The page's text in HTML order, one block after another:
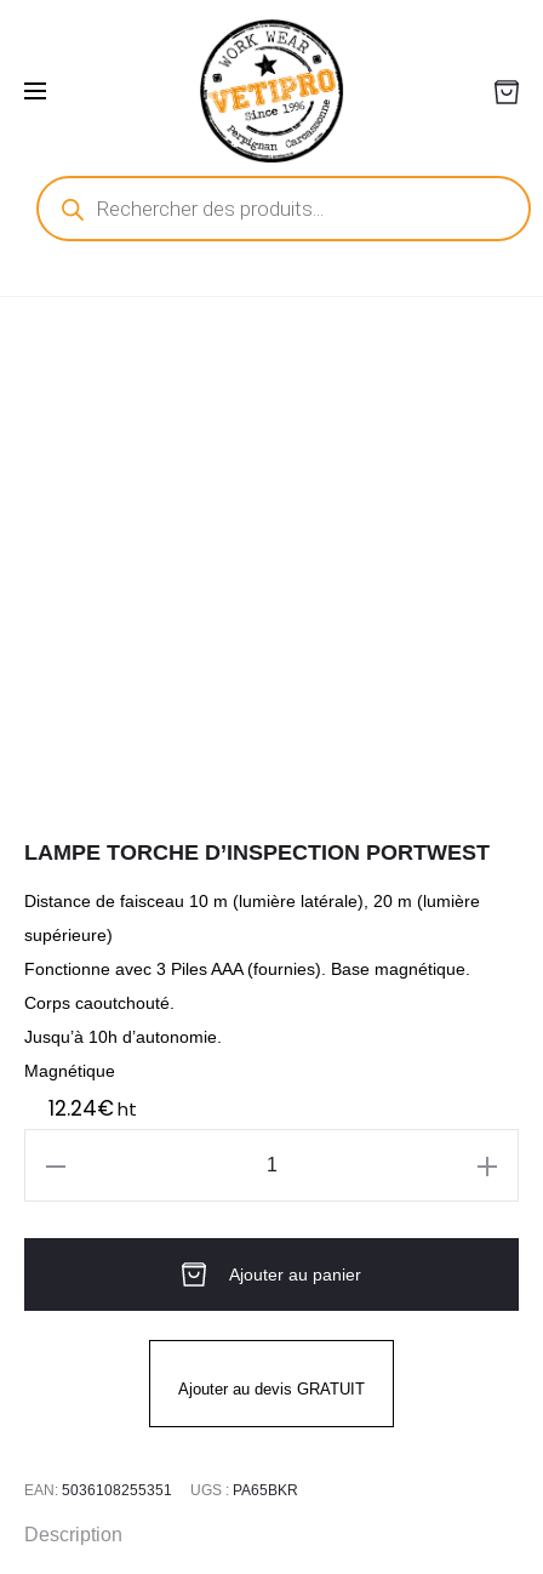
Recherche
de
produits
LAMPE TORCHE D’INSPECTION PORTWEST
Distance de faisceau 10 m (lumière latérale), 20 m (lumière
supérieure)
Fonctionne avec 3 Piles AAA (fournies). Base magnétique.
Corps caoutchouté.
Jusqu’à 10h d’autonomie.
Magnétique
12.24€ht
D'INSPECTION
Ajouter au panier
Ajouter au devis GRATUIT
EAN: 5036108255351 UGS : PA65BKR
Description